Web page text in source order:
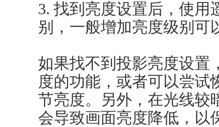
3. 找到亮度设置后，使用
别，一般增加亮度级别可
如果找不到投影亮度设置
度的功能，或者可以尝试
节亮度。另外，在光线较
会导致画面亮度降低，以